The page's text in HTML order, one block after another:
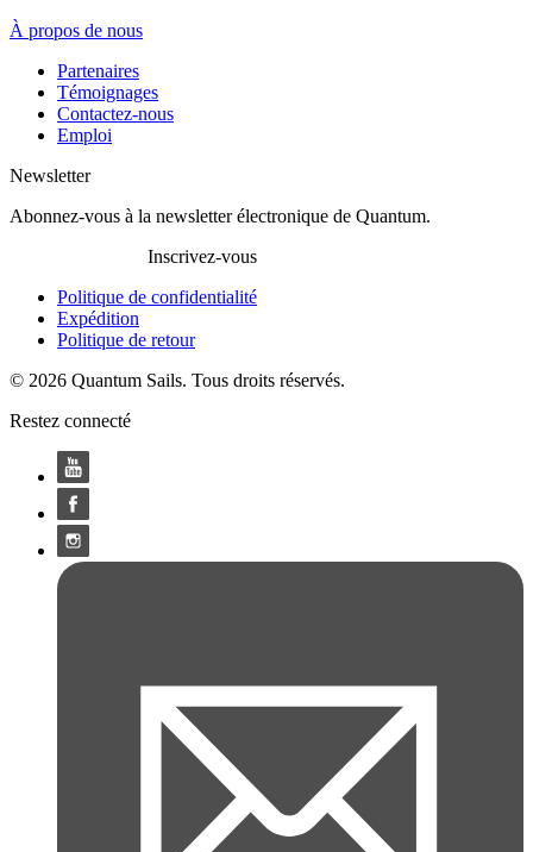
À propos de nous
Partenaires
Témoignages
Contactez-nous
Emploi
Newsletter
Abonnez-vous à la newsletter électronique de Quantum.
Inscrivez-vous
Politique de confidentialité
Expédition
Politique de retour
© 2026 Quantum Sails. Tous droits réservés.
Restez connecté